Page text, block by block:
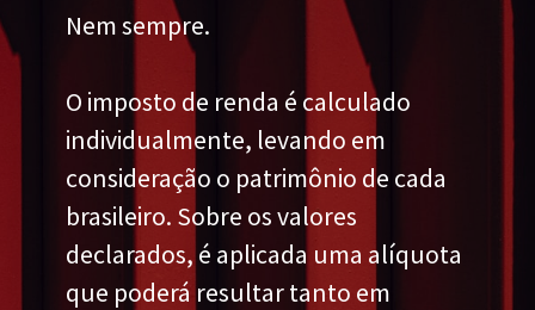
Nem sempre.
O imposto de renda é calculado
individualmente, levando em
consideração o patrimônio de cada
brasileiro. Sobre os valores
declarados, é aplicada uma alíquota
que poderá resultar tanto em